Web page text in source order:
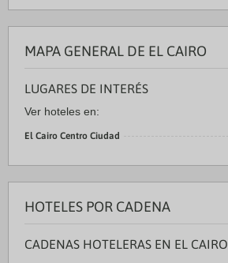
MAPA GENERAL DE EL CAIRO
LUGARES DE INTERÉS
Ver hoteles en:
El Cairo Centro Ciudad
HOTELES POR CADENA
CADENAS HOTELERAS EN EL CAIRO